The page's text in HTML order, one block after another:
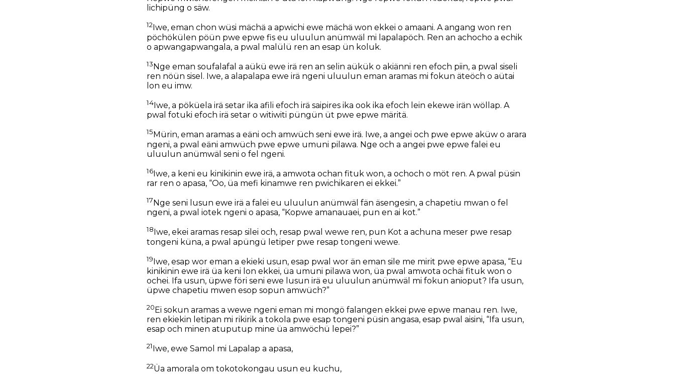
lichipüng o säw.
12 Iwe, eman chon wüsi mächä a apwichi ewe mächä won ekkei o amaani. A angang won ren
pöchökülen pöün pwe epwe fis eu uluulun anümwäl mi lapalapöch. Ren an achocho a echik
o apwangapwangala, a pwal malülü ren an esap ün koluk.
13Nge eman soufalafal a aükü ewe irä ren an selin aükük o akiänni ren efoch piin, a pwal siseli
ren nöün sisel. Iwe, a alapalapa ewe irä ngeni uluulun eman aramas mi fokun äteöch o aütai
lon eu imw.
14 Iwe, a pöküela irä setar ika afili efoch irä saipires ika ook ika efoch lein ekewe irän wöllap. A
pwal fotuki efoch irä setar o witiwiti püngün üt pwe epwe märitä.
15 Mürin, eman aramas a eäni och amwüch seni ewe irä. Iwe, a angei och pwe epwe aküw o arara
ngeni, a pwal eäni amwüch pwe epwe umuni pilawa. Nge och a angei pwe epwe falei eu
uluulun anümwäl seni o fel ngeni.
16Iwe, a keni eu kinikinin ewe irä, a amwota ochan fituk won, a ochoch o möt ren. A pwal püsin
rar ren o apasa, “Oo, üa mefi kinamwe ren pwichikaren ei ekkei.”
17 Nge seni lusun ewe irä a falei eu uluulun anümwäl fän äsengesin, a chapetiu mwan o fel
ngeni, a pwal iotek ngeni o apasa, “Kopwe amanauaei, pun en ai kot.”
18 Iwe, ekei aramas resap silei och, resap pwal wewe ren, pun Kot a achuna meser pwe resap
tongeni küna, a pwal apüngü letiper pwe resap tongeni wewe.
19Iwe, esap wor eman a ekieki usun, esap pwal wor än eman sile me mirit pwe epwe apasa, “Eu
kinikinin ewe irä üa keni lon ekkei, üa umuni pilawa won, üa pwal amwota ochäi fituk won o
ochei. Ifa usun, üpwe föri seni ewe lusun irä eu uluulun anümwäl mi fokun anioput? Ifa usun,
üpwe chapetiu mwen esop sopun amwüch?”
20 Ei sokun aramas a wewe ngeni eman mi mongö falangen ekkei pwe epwe manau ren. Iwe,
ren ekiekin letipan mi rikirik a tokola pwe esap tongeni püsin angasa, esap pwal aisini, “Ifa usun,
esap och minen atuputup mine üa amwöchü lepei?”
21 Iwe, ewe Samol mi Lapalap a apasa,
22Üa amorala om tokotokongau usun eu kuchu,